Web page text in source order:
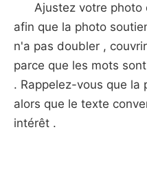
Ajustez votre photo
afin que la photo
n'a pas doubler ,
parce que les mots
. Rappelez-vous que
alors que le texte
intérêt .